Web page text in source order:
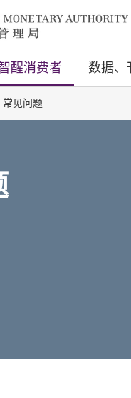
醒消费者 数据、
常见问题